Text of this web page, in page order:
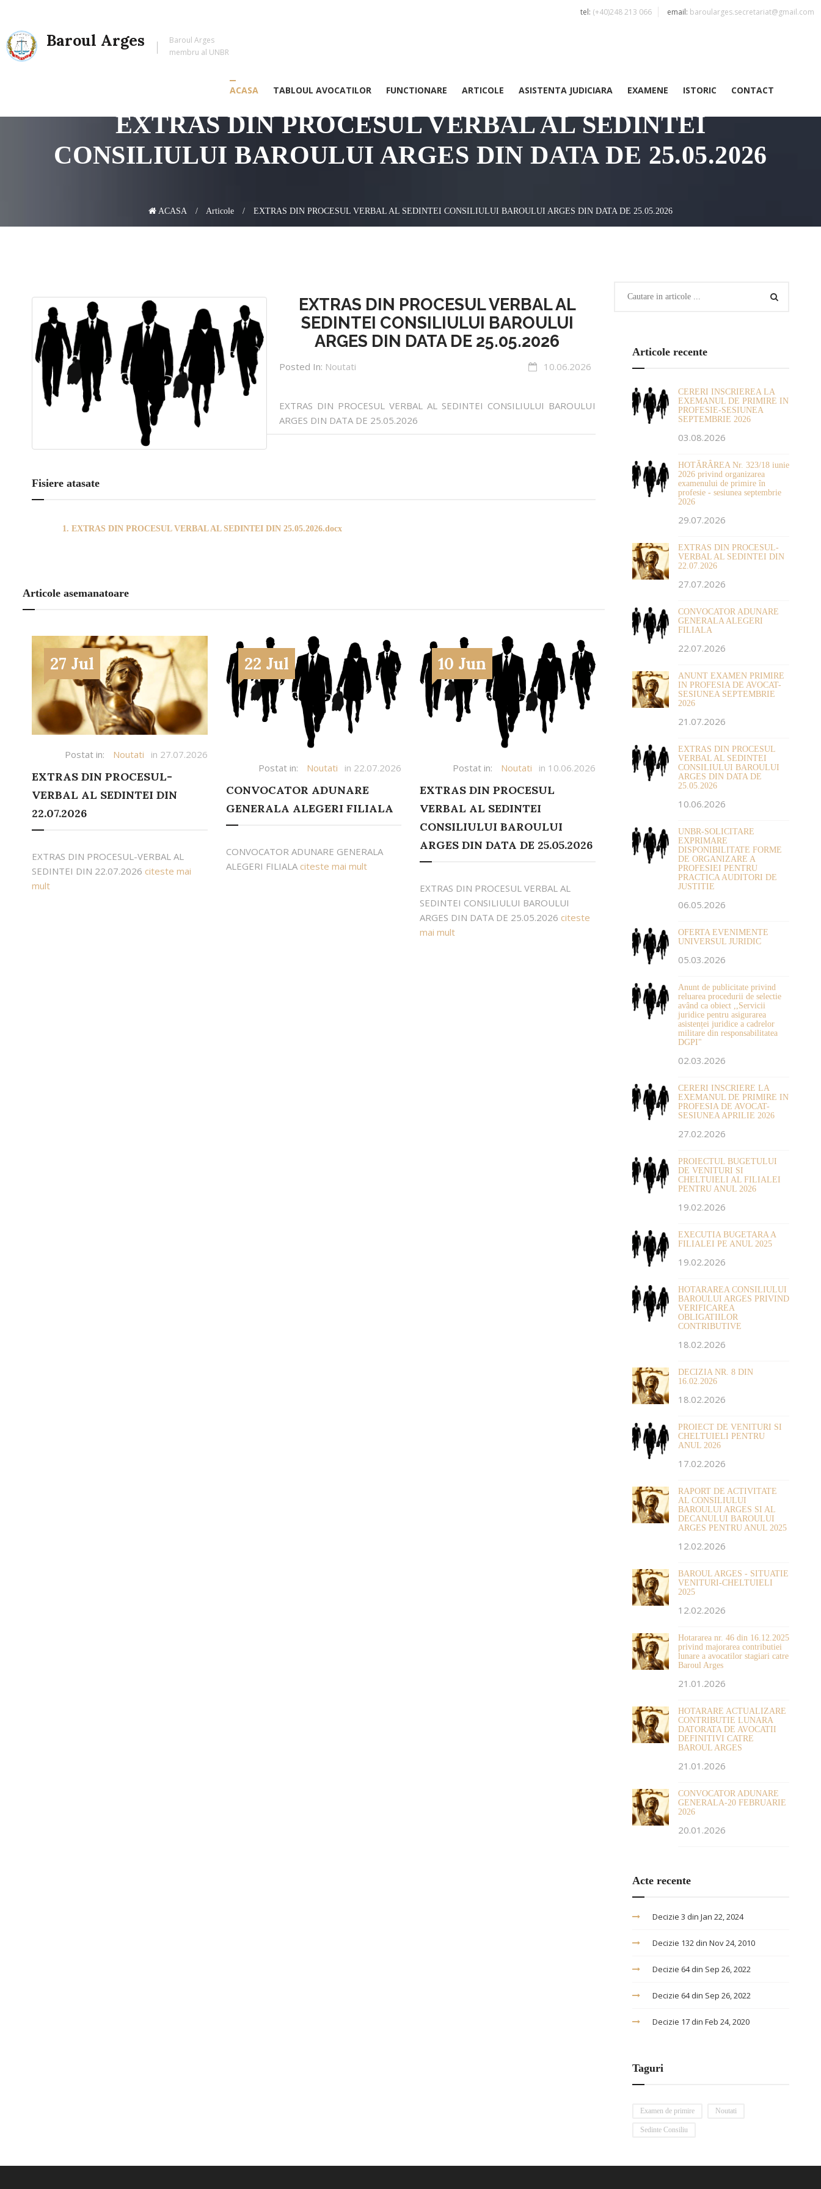
Baroul Arges
Baroul Arges
membru al UNBR
tel: (+40)248 213 066 email: baroularges.secretariat@gmail.com
ACASA TABLOUL AVOCATILOR FUNCTIONARE ARTICOLE ASISTENTA JUDICIARA EXAMENE ISTORIC CONTACT
EXTRAS DIN PROCESUL VERBAL AL SEDINTEI
CONSILIULUI BAROULUI ARGES DIN DATA DE 25.05.2026
ACASA Articole EXTRAS DIN PROCESUL VERBAL AL SEDINTEI CONSILIULUI BAROULUI ARGES DIN DATA DE 25.05.2026
EXTRAS DIN PROCESUL VERBAL AL
SEDINTEI CONSILIULUI BAROULUI
ARGES DIN DATA DE 25.05.2026
Posted In: Noutati 10.06.2026
EXTRAS DIN PROCESUL VERBAL AL SEDINTEI CONSILIULUI BAROULUI
ARGES DIN DATA DE 25.05.2026
Fisiere atasate
1. EXTRAS DIN PROCESUL VERBAL AL SEDINTEI DIN 25.05.2026.docx
Articole asemanatoare
27 Jul
Postat in: Noutati in 27.07.2026
EXTRAS DIN PROCESUL-
VERBAL AL SEDINTEI DIN
22.07.2026
EXTRAS DIN PROCESUL-VERBAL AL
SEDINTEI DIN 22.07.2026 citeste mai
mult
22 Jul
Postat in: Noutati in 22.07.2026
CONVOCATOR ADUNARE
GENERALA ALEGERI FILIALA
CONVOCATOR ADUNARE GENERALA
ALEGERI FILIALA citeste mai mult
10 Jun
Postat in: Noutati in 10.06.2026
EXTRAS DIN PROCESUL
VERBAL AL SEDINTEI
CONSILIULUI BAROULUI
ARGES DIN DATA DE 25.05.2026
EXTRAS DIN PROCESUL VERBAL AL
SEDINTEI CONSILIULUI BAROULUI
ARGES DIN DATA DE 25.05.2026 citeste
mai mult
Articole recente
CERERI INSCRIEREA LA
EXEMANUL DE PRIMIRE IN
PROFESIE-SESIUNEA
SEPTEMBRIE 2026
03.08.2026
HOTĂRÂREA Nr. 323/18 iunie
2026 privind organizarea
examenului de primire în
profesie - sesiunea septembrie
2026
29.07.2026
EXTRAS DIN PROCESUL-
VERBAL AL SEDINTEI DIN
22.07.2026
27.07.2026
CONVOCATOR ADUNARE
GENERALA ALEGERI
FILIALA
22.07.2026
ANUNT EXAMEN PRIMIRE
IN PROFESIA DE AVOCAT-
SESIUNEA SEPTEMBRIE
2026
21.07.2026
EXTRAS DIN PROCESUL
VERBAL AL SEDINTEI
CONSILIULUI BAROULUI
ARGES DIN DATA DE
25.05.2026
10.06.2026
UNBR-SOLICITARE
EXPRIMARE
DISPONIBILITATE FORME
DE ORGANIZARE A
PROFESIEI PENTRU
PRACTICA AUDITORI DE
JUSTITIE
06.05.2026
OFERTA EVENIMENTE
UNIVERSUL JURIDIC
05.03.2026
Anunt de publicitate privind
reluarea procedurii de selectie
având ca obiect ,,Servicii
juridice pentru asigurarea
asistenței juridice a cadrelor
militare din responsabilitatea
DGPI"
02.03.2026
CERERI INSCRIERE LA
EXEMANUL DE PRIMIRE IN
PROFESIA DE AVOCAT-
SESIUNEA APRILIE 2026
27.02.2026
PROIECTUL BUGETULUI
DE VENITURI SI
CHELTUIELI AL FILIALEI
PENTRU ANUL 2026
19.02.2026
EXECUTIA BUGETARA A
FILIALEI PE ANUL 2025
19.02.2026
HOTARAREA CONSILIULUI
BAROULUI ARGES PRIVIND
VERIFICAREA
OBLIGATIILOR
CONTRIBUTIVE
18.02.2026
DECIZIA NR. 8 DIN
16.02.2026
18.02.2026
PROIECT DE VENITURI SI
CHELTUIELI PENTRU
ANUL 2026
17.02.2026
RAPORT DE ACTIVITATE
AL CONSILIULUI
BAROULUI ARGES SI AL
DECANULUI BAROULUI
ARGES PENTRU ANUL 2025
12.02.2026
BAROUL ARGES - SITUATIE
VENITURI-CHELTUIELI
2025
12.02.2026
Hotararea nr. 46 din 16.12.2025
privind majorarea contributiei
lunare a avocatilor stagiari catre
Baroul Arges
21.01.2026
HOTARARE ACTUALIZARE
CONTRIBUTIE LUNARA
DATORATA DE AVOCATII
DEFINITIVI CATRE
BAROUL ARGES
21.01.2026
CONVOCATOR ADUNARE
GENERALA-20 FEBRUARIE
2026
20.01.2026
Acte recente
Decizie 3 din Jan 22, 2024
Decizie 132 din Nov 24, 2010
Decizie 64 din Sep 26, 2022
Decizie 64 din Sep 26, 2022
Decizie 17 din Feb 24, 2020
Taguri
Examen de primire Noutati
Sedinte Consiliu